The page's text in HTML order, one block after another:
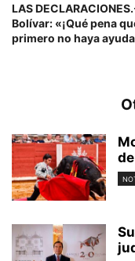
LAS
Bolívar: «¡Qué pena
primero no haya